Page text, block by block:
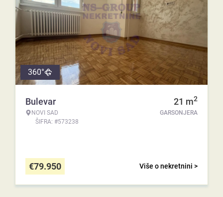
360°
Bulevar
NOVI SAD
ŠIFRA: #573238
21 m2
GARSONJERA
Više o nekretnini >
€79.950